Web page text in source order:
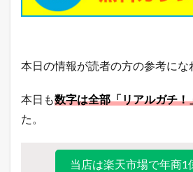
本日の情報が読者の方の参考にな
本日も数字は全部「リアルガチ！
た。
当店は楽天市場で年商1